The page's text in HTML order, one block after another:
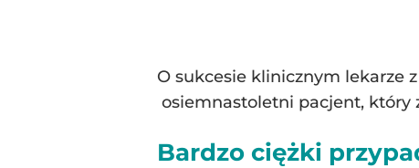
O sukcesie klinicznym lekarze
osiemnastoletni pacjent, który
Bardzo ciężki